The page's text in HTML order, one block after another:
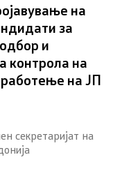
на
за
и
контрола на
на ЈП
секретаријат на